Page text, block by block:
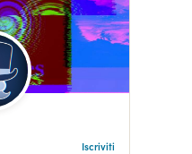
Iscriviti